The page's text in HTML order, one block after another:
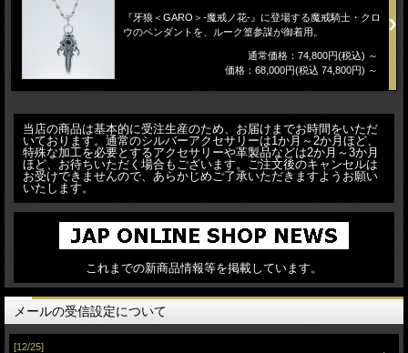
『牙狼＜GARO＞-魔戒ノ花-』に登場する魔戒騎士・クロ
ウのペンダントを、ルーク篁参謀が御着用。
通常価格：74,800円(税込) ～
価格：68,000円(税込 74,800円) ～
当店の商品は基本的に受注生産のため、お届けまでお時間をいただ
いております。通常のシルバーアクセサリーは1か月～2か月ほど、
特殊な加工を必要とするアクセサリーや革製品などは2か月～3か月
ほど、お待ちいただく場合もございます。ご注文後のキャンセルは
お受けできませんので、あらかじめご了承いただきますようお願い
いたします。
これまでの新商品情報等を掲載しています。
メールの受信設定について
[12/25]